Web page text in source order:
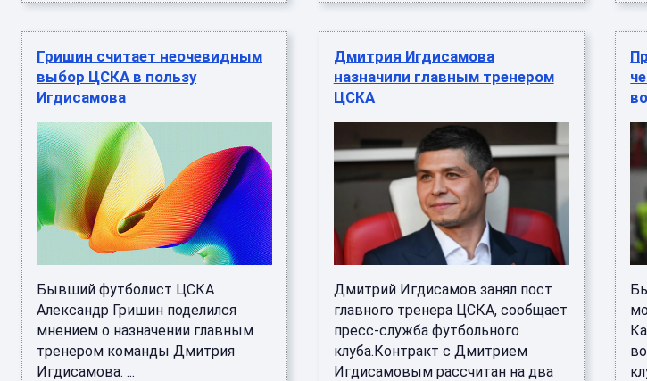
Гришин считает неочевидным
выбор ЦСКА в пользу
Игдисамова
Бывший футболист ЦСКА
Александр Гришин поделился
мнением о назначении главным
тренером команды Дмитрия
Игдисамова. ...
Дмитрия Игдисамова
назначили главным тренером
ЦСКА
Дмитрий Игдисамов занял пост
главного тренера ЦСКА, сообщает
пресс-служба футбольного
клуба.Контракт с Дмитрием
Игдисамовым рассчитан на два